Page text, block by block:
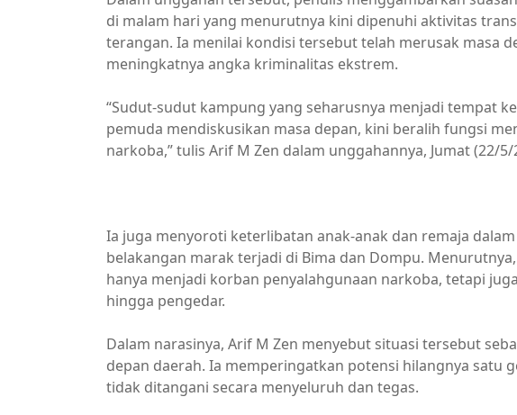
di malam hari yang menurutnya kini dipenuhi aktivitas
terangan. Ia menilai kondisi tersebut telah merusak masa
meningkatnya angka kriminalitas ekstrem.
“Sudut-sudut kampung yang seharusnya menjadi tempat
pemuda mendiskusikan masa depan, kini beralih fungsi
narkoba,” tulis Arif M Zen dalam unggahannya, Jumat (22/5/
Ia juga menyoroti keterlibatan anak-anak dan remaja
belakangan marak terjadi di Bima dan Dompu.
hanya menjadi korban penyalahgunaan narkoba, tetapi
hingga pengedar.
Dalam narasinya, Arif M Zen menyebut situasi tersebut
depan daerah. Ia memperingatkan potensi hilangnya satu
tidak ditangani secara menyeluruh dan tegas.